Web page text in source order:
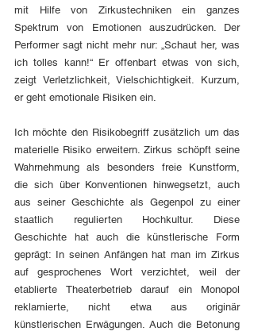
mit Hilfe von Zirkustechniken ein ganzes
Spektrum von Emotionen auszudrücken. Der
Performer sagt nicht mehr nur: „Schaut her, was
ich tolles kann!“ Er offenbart etwas von sich,
zeigt Verletzlichkeit, Vielschichtigkeit. Kurzum,
er geht emotionale Risiken ein.
Ich möchte den Risikobegriff zusätzlich um das
materielle Risiko erweitern. Zirkus schöpft seine
Wahrnehmung als besonders freie Kunstform,
die sich über Konventionen hinwegsetzt, auch
aus seiner Geschichte als Gegenpol zu einer
staatlich regulierten Hochkultur. Diese
Geschichte hat auch die künstlerische Form
geprägt: In seinen Anfängen hat man im Zirkus
auf gesprochenes Wort verzichtet, weil der
etablierte Theaterbetrieb darauf ein Monopol
reklamierte, nicht etwa aus originär
künstlerischen Erwägungen. Auch die Betonung